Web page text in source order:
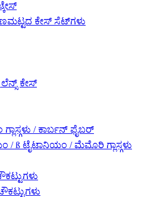
ಕೇಸ್ ಸೆಟ್‌ಗಳು
ಲೆನ್ಸ್ ಕೇಸ್
/ ಕಾರ್ಬನ್ ಫೈಬರ್
/ ß ಟೈಟಾನಿಯಂ / ಮೆಮೊರಿ ಗ್ಲಾಸ್ಗಳು